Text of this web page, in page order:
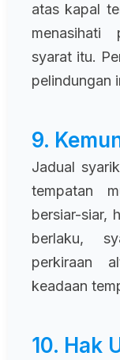
atas kapal
menasihati
syarat itu.
pelindungan
9.
Jadual
tempatan
bersiar-siar,
berlaku,
perkiraan
keadaan
10. Hak